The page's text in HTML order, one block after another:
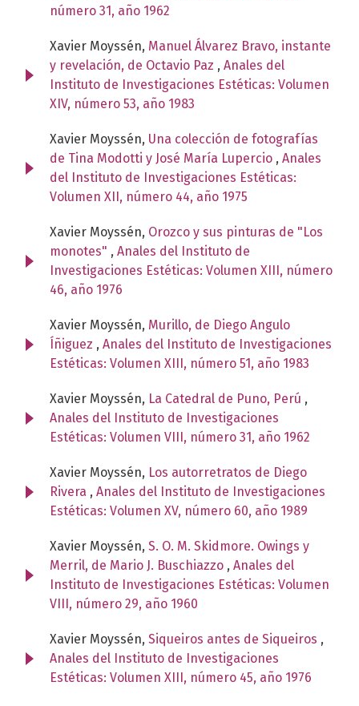
número 31, año 1962
Xavier Moyssén, Manuel Álvarez Bravo, instante
y revelación, de Octavio Paz , Anales del
Instituto de Investigaciones Estéticas: Volumen
XIV, número 53, año 1983
Xavier Moyssén, Una colección de fotografías
de Tina Modotti y José María Lupercio , Anales
del Instituto de Investigaciones Estéticas:
Volumen XII, número 44, año 1975
Xavier Moyssén, Orozco y sus pinturas de "Los
monotes" , Anales del Instituto de
Investigaciones Estéticas: Volumen XIII, número
46, año 1976
Xavier Moyssén, Murillo, de Diego Angulo
Íñiguez , Anales del Instituto de Investigaciones
Estéticas: Volumen XIII, número 51, año 1983
Xavier Moyssén, La Catedral de Puno, Perú ,
Anales del Instituto de Investigaciones
Estéticas: Volumen VIII, número 31, año 1962
Xavier Moyssén, Los autorretratos de Diego
Rivera , Anales del Instituto de Investigaciones
Estéticas: Volumen XV, número 60, año 1989
Xavier Moyssén, S. O. M. Skidmore. Owings y
Merril, de Mario J. Buschiazzo , Anales del
Instituto de Investigaciones Estéticas: Volumen
VIII, número 29, año 1960
Xavier Moyssén, Siqueiros antes de Siqueiros ,
Anales del Instituto de Investigaciones
Estéticas: Volumen XIII, número 45, año 1976